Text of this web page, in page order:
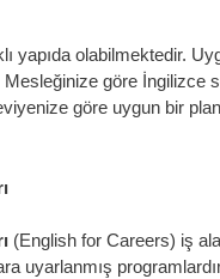
yapıda olabilmektedir.
göre İngilizce
göre uygun bir
(English for Careers) iş
uyarlanmış